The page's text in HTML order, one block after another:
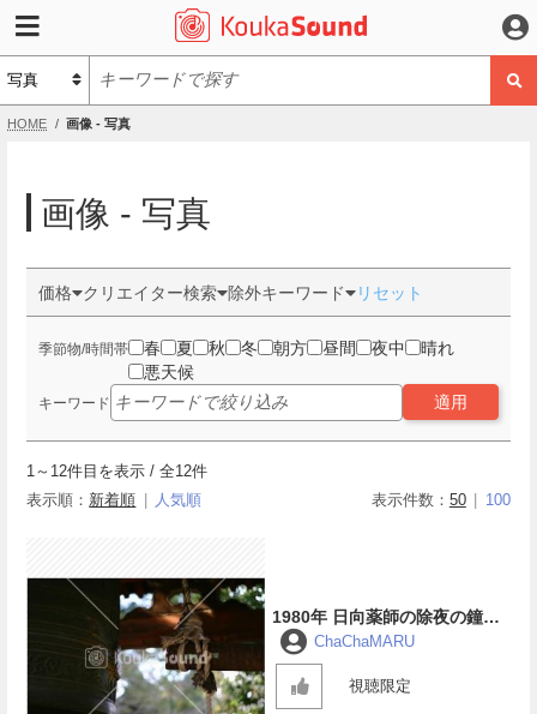
HOME 画像 - 写真
画像 - 写真
価格 クリエイター検索 除外キーワード リセット
季節物/時間帯 春 夏 秋 冬 朝方 昼間 夜中
晴れ
悪天候
キーワード 適用
1 ～ 12件目を表示 / 全12件
表示順： 新着順 人気順 表示件数： 50 100
1980年 日向薬師の除夜の鐘
（デジタルリマスター）
ChaChaMARU
視聴限定